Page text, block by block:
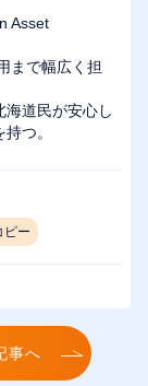
Asset
まで幅広く担
道民が安心し
つ。
ピー
事へ